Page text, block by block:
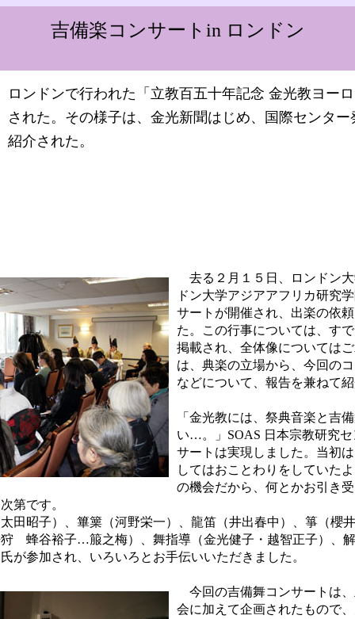
吉備楽コンサートin ロンドン
ロンドンで行われた「立教百五十年記念 金光教ヨー
された。その様子は、金光新聞はじめ、国際センター
紹介された。
去る２月１５日、ロンドン
ドン大学アジアアフリカ研究
サートが開催され、出楽の依
た。この行事については、す
掲載され、全体像については
は、典楽の立場から、今回の
などについて、報告を兼ねて
「金光教には、祭典音楽と吉
い…。」SOAS 日本宗教研究
サートは実現しました。当初
してはおことわりをしていた
の機会だから、何とかお引き
第です。
昭子）、篳篥（河野栄一）、龍笛（井出春中）、箏（櫻
蜂谷裕子…箙之梅）、舞指導（金光健子・越智正子）、
が参加され、いろいろとお手伝いいただきました。
今回の吉備舞コンサートは
会に加えて企画されたもので